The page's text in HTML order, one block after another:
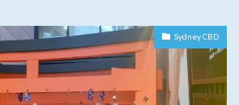
Sydney CBD